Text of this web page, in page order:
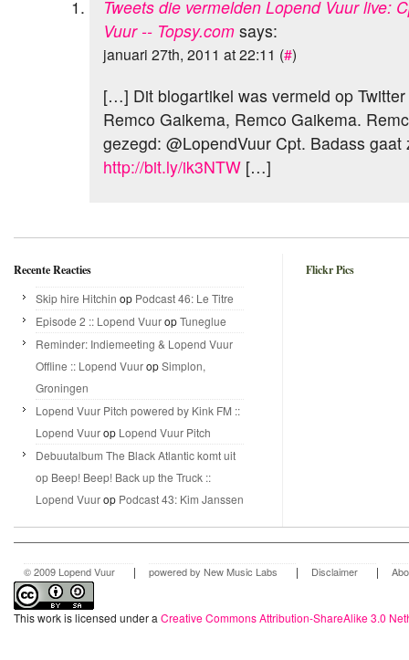
Tweets die vermelden Lopend Vuur live:
Vuur -- Topsy.com says:
januari 27th, 2011 at 22:11 (#)
[…] Dit blogartikel was vermeld op
Remco Gaikema, Remco Gaikema.
gezegd: @LopendVuur Cpt. Badass gaat
http://bit.ly/ik3NTW […]
Recente Reacties
Skip hire Hitchin op Podcast 46: Le Titre
Episode 2 :: Lopend VuuropTuneglue
Reminder: Indiemeeting & Lopend Vuur
Offline :: Lopend VuuropSimplon,
Groningen
Lopend Vuur Pitch powered by Kink FM ::
Lopend Vuurop Lopend Vuur Pitch
Debuutalbum The Black Atlantic komt uit
op Beep! Beep! Back up the Truck ::
Lopend Vuurop Podcast 43: Kim Janssen
Flickr Pics
© 2009 Lopend Vuur | powered by New Music Labs | Disclaimer |
This work is licensed under a Creative Commons Attribution-ShareAlike 3.0